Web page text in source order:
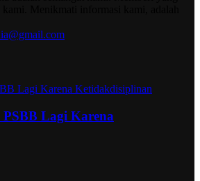
Lagi Karena